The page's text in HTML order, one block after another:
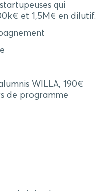
qui
et 1,5M€ en dilutif.
WILLA, 190€
de programme